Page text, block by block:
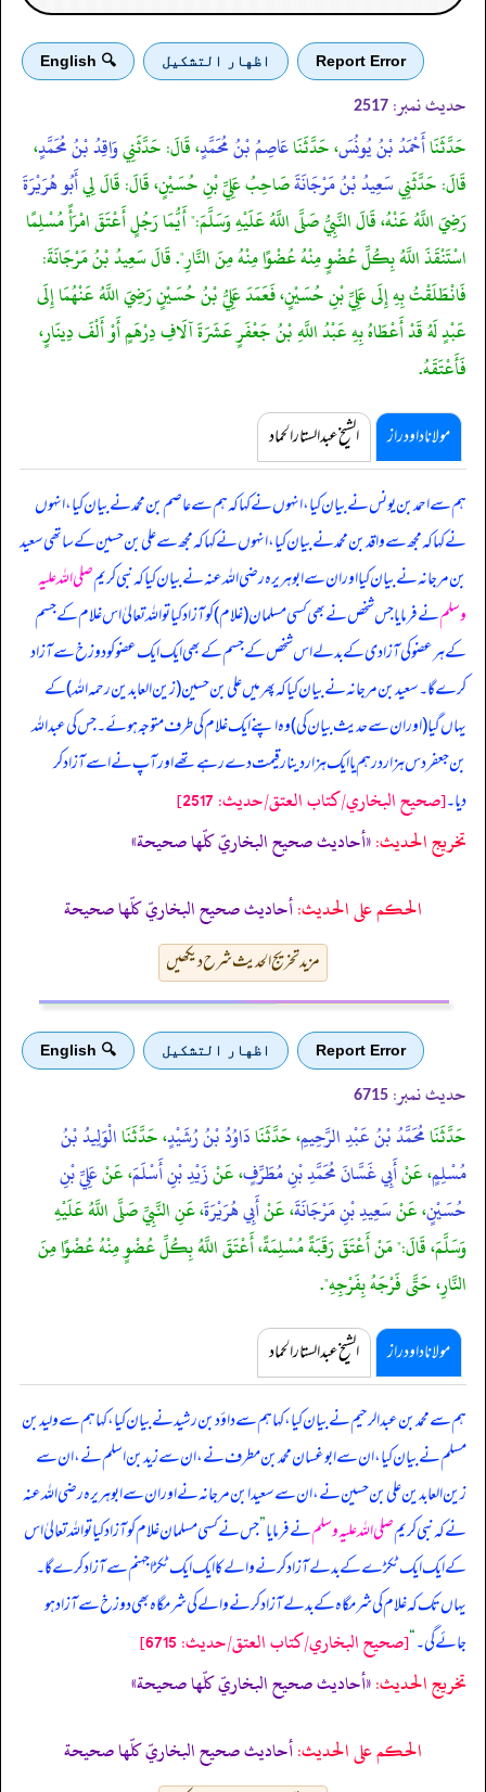
Report Error اظهار التشكيل 🔍 English
حدیث نمبر: 2517
حَدَّثَنَاأَحْمَدُ بْنُ يُونُسَ، حَدَّثَنَاعَاصِمُ بْنُ مُحَمَّدٍ، قَالَ: حَدَّثَنِيوَاقِدُ بْنُ مُحَمَّدٍ،
قَالَ: حَدَّثَنِيسَعِيدُ بْنُ مَرْجَانَةَصَاحِبُ عَلِيِّ بْنِ حُسَيْنٍ، قَالَ: قَالَ لِيأَبُو هُرَيْرَةَ
رَضِيَ اللَّهُ عَنْهُ، قَالَ النَّبِيُّ صَلَّى اللَّهُ عَلَيْهِ وَسَلَّمَ:" أَيُّمَا رَجُلٍ أَعْتَقَ امْرَأً مُسْلِمًا
اسْتَنْقَذَ اللَّهُ بِكُلِّ عُضْوٍ مِنْهُ عُضْوًا مِنْهُ مِنَ النَّارِ". قَالَ سَعِيدُ بْنُ مَرْجَانَةَ:
فَانْطَلَقْتُ بِهِ إِلَى عَلِيِّ بْنِ حُسَيْنٍ، فَعَمَدَ عَلِيُّ بْنُ حُسَيْنٍ رَضِيَ اللَّهُ عَنْهُمَا إِلَى
عَبْدٍ لَهُ قَدْ أَعْطَاهُ بِهِ عَبْدُ اللَّهِ بْنُ جَعْفَرٍ عَشَرَةَ آلَافِ دِرْهَمٍ أَوْ أَلْفَ دِينَارٍ،
فَأَعْتَقَهُ.
مولانا داود راز الشیخ عبدالستار الحماد
ہم سے احمد بن یونس نے بیان کیا، انہوں نے کہا کہ ہم سے عاصم بن محمد نے بیان کیا، انہوں
نے کہا کہ مجھ سے واقد بن محمد نے بیان کیا، انہوں نے کہا کہ مجھ سے علی بن حسین کے ساتھی سعید
بن مرجانہ نے بیان کیا اور ان سے ابوہریرہ رضی اللہ عنہ نے بیان کیا کہنبی کریمصلی اللہ علیہ
وسلمنے فرمایا جس شخص نے بھی کسی مسلمان (غلام) کو آزاد کیا تو اللہ تعالیٰ اس غلام کے جسم
کے ہر عضو کی آزادی کے بدلے اس شخص کے جسم کے بھی ایک ایک عضو کو دوزخ سے آزاد
کرے گا۔ سعید بن مرجانہ نے بیان کیا کہ پھر میں علی بن حسین (زین العابدین رحمہ اللہ) کے
یہاں گیا (اور ان سے حدیث بیان کی) وہ اپنے ایک غلام کی طرف متوجہ ہوئے۔ جس کی عبداللہ
بن جعفر دس ہزار درہم یا ایک ہزار دینار قیمت دے رہے تھے اور آپ نے اسے آزاد کر
دیا۔[صحيح البخاري/كتاب العتق/حدیث: 2517]
تخریج الحدیث:«أحاديث صحيح البخاريّ كلّها صحيحة»
الحكم على الحديث:أحاديث صحيح البخاريّ كلّها صحيحة
مزید تخریج الحدیث شرح دیکھیں
Report Error اظهار التشكيل 🔍 English
حدیث نمبر: 6715
حَدَّثَنَامُحَمَّدُ بْنُ عَبْدِ الرَّحِيمِ، حَدَّثَنَادَاوُدُ بْنُ رُشَيْدٍ، حَدَّثَنَاالْوَلِيدُ بْنُ
مُسْلِمٍ، عَنْأَبِي غَسَّانَ مُحَمَّدِ بْنِ مُطَرِّفٍ، عَنْزَيْدِ بْنِ أَسْلَمَ، عَنْعَلِيِّ بْنِ
حُسَيْنٍ، عَنْسَعِيدِ بْنِ مَرْجَانَةَ، عَنْأَبِي هُرَيْرَةَ، عَنِ النَّبِيِّ صَلَّى اللَّهُ عَلَيْهِ
وَسَلَّمَ، قَالَ:" مَنْ أَعْتَقَ رَقَبَةً مُسْلِمَةً، أَعْتَقَ اللَّهُ بِكُلِّ عُضْوٍ مِنْهُ عُضْوًا مِنَ
النَّارِ، حَتَّى فَرْجَهُ بِفَرْجِهِ".
مولانا داود راز الشیخ عبدالستار الحماد
ہم سے محمد بن عبدالرحیم نے بیان کیا، کہا ہم سے داؤد بن رشید نے بیان کیا، کہا ہم سے ولید بن
مسلم نے بیان کیا، ان سے ابوغسان محمد بن مطرف نے، ان سے زید بن اسلم نے، ان سے
زین العابدین علی بن حسین نے، ان سے سعید ابن مرجانہ نے اور ان سے ابوہریرہ رضی اللہ عنہ
نے کہنبی کریمصلی اللہ علیہ وسلمنے فرمایا”جس نے کسی مسلمان غلام کو آزاد کیا تو اللہ تعالیٰ اس
کے ایک ایک ٹکڑے کے بدلے آزاد کرنے والے کا ایک ایک ٹکڑا جہنم سے آزاد کرے گا۔
یہاں تک کہ غلام کی شرمگاہ کے بدلے آزاد کرنے والے کی شرمگاہ بھی دوزخ سے آزاد ہو
جائے گی۔“[صحيح البخاري/كتاب العتق/حدیث: 6715]
تخریج الحدیث:«أحاديث صحيح البخاريّ كلّها صحيحة»
الحكم على الحديث:أحاديث صحيح البخاريّ كلّها صحيحة